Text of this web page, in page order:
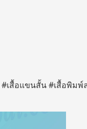
#เสื้อแขนสั้น #เสื้อ